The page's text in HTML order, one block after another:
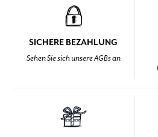
SICHERE BEZAHLUNG
Sehen Sie sich unsere AGBs an